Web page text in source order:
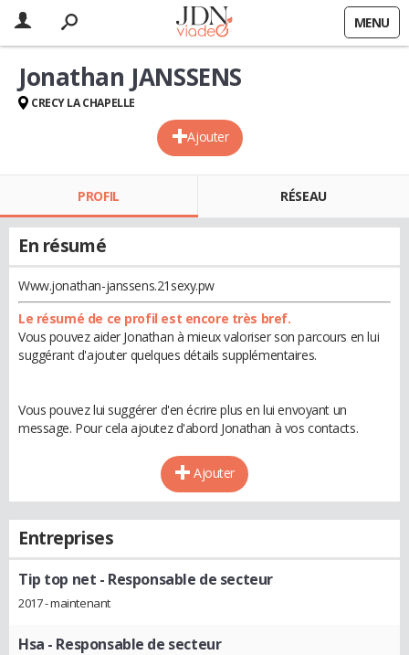
MENU
Ajouter
Jonathan JANSSENS
CRECY LA CHAPELLE
PROFIL RÉSEAU
En résumé
Www.jonathan-janssens.21sexy.pw
Le résumé de ce profil est encore très bref.
Vous pouvez aider Jonathan à mieux valoriser son parcours en lui
suggérant d'ajouter quelques détails supplémentaires.
Vous pouvez lui suggérer d'en écrire plus en lui envoyant un
message. Pour cela ajoutez d'abord Jonathan à vos contacts.
Ajouter
Entreprises
Tip top net - Responsable de secteur
2017 - maintenant
Hsa - Responsable de secteur